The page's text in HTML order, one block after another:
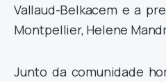
Vallaud-Belkacem e a
Montpellier, Helene
Junto da comunidade